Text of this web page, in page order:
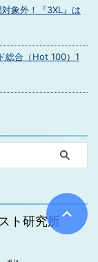
象外！『3XL』は
総合（Hot 100）1
ト研究所